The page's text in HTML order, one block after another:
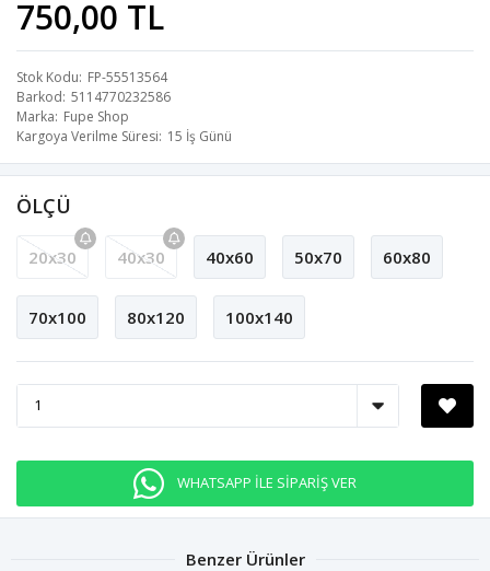
750,00 TL
Stok Kodu FP-55513564
Barkod 5114770232586
Marka Fupe Shop
Kargoya Verilme Süresi 15 İş Günü
ÖLÇÜ
20x30 40x30 40x60 50x70 60x80
70x100 80x120 100x140
WHATSAPP İLE SİPARİŞ VER
Benzer Ürünler